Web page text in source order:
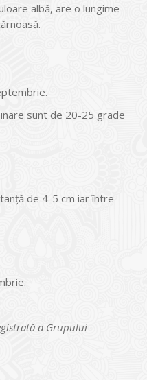
albă, are o lungime
sunt de 20-25 grade
de 4-5 cm iar între
a Grupului